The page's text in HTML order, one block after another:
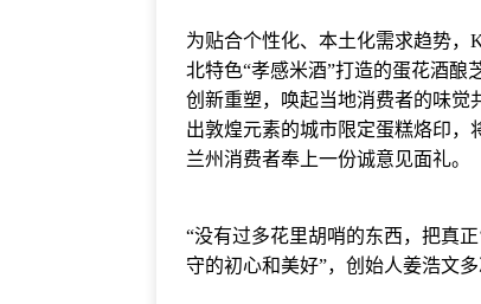
为贴合个性化、本土化需求趋势
北特色“孝感米酒”打造的蛋花酒酿
创新重塑，唤起当地消费者的味觉
出敦煌元素的城市限定蛋糕烙印，
兰州消费者奉上一份诚意见面礼。
“没有过多花里胡哨的东西，把真
守的初心和美好”，创始人姜浩文多